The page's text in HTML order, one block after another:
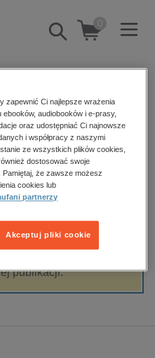
Pokaż/schowaj
wyszukiwarkę
0
wnętrz
informatyka
Filtrowanie
publikacji.
zapewnić Ci najlepsze wrażenia
audiobooków i e-prasy,
oraz udostępniać Ci najnowsze
i współpracy z naszymi
ze wszystkich plików cookies,
dostosować swoje
Pamiętaj, że zawsze możesz
cookies lub
partnerzy
Akceptuj pliki cookie